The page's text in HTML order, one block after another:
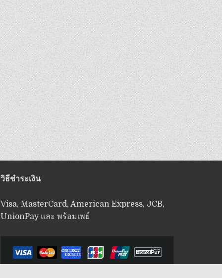
วิธีชำระเงิน
Visa, MasterCard, American Express, JCB,
UnionPay และ พร้อมเพย์